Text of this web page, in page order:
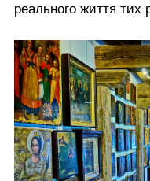
реального життя тих